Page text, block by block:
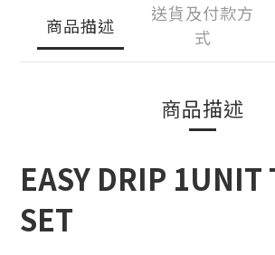
商品描述
送貨及付款方
式
商品描述
EASY DRIP 1UNIT
SET